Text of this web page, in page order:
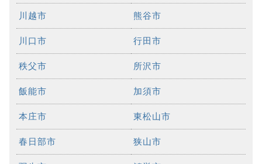
川越市 熊谷市
川口市 行田市
秩父市 所沢市
飯能市 加須市
本庄市 東松山市
春日部市 狭山市